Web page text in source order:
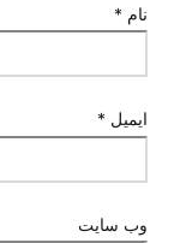
نام *
ایمیل *
وب‌ سایت